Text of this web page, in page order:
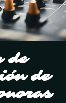
de
de